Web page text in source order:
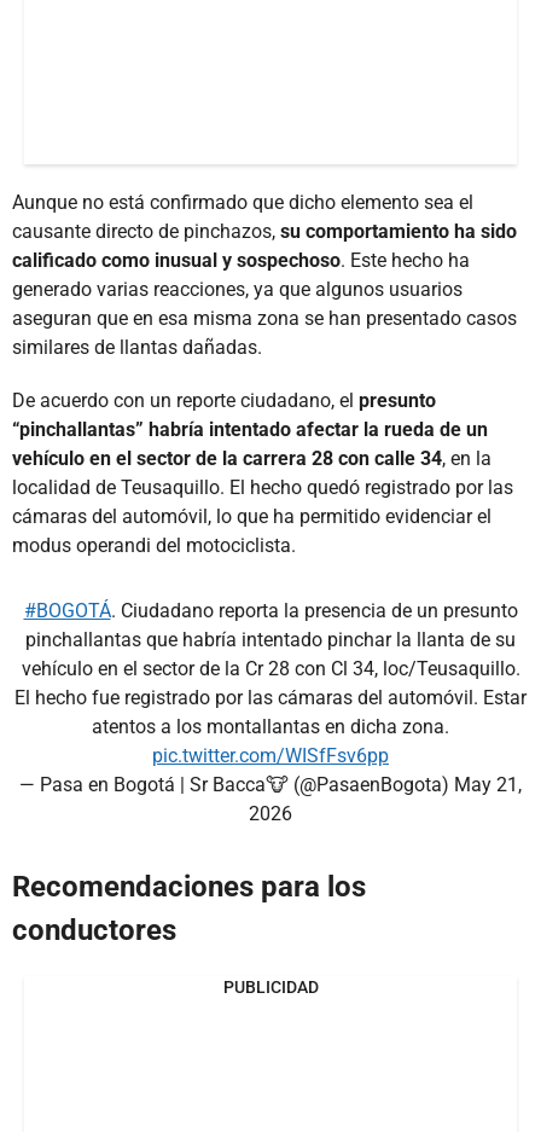
Aunque no está confirmado que dicho elemento sea el
causante directo de pinchazos, su comportamiento ha sido
calificado como inusual y sospechoso. Este hecho ha
generado varias reacciones, ya que algunos usuarios
aseguran que en esa misma zona se han presentado casos
similares de llantas dañadas.
De acuerdo con un reporte ciudadano, el presunto
“pinchallantas” habría intentado afectar la rueda de un
vehículo en el sector de la carrera 28 con calle 34, en la
localidad de Teusaquillo. El hecho quedó registrado por las
cámaras del automóvil, lo que ha permitido evidenciar el
modus operandi del motociclista.
#BOGOTÁ. Ciudadano reporta la presencia de un presunto
pinchallantas que habría intentado pinchar la llanta de su
vehículo en el sector de la Cr 28 con Cl 34, loc/Teusaquillo.
El hecho fue registrado por las cámaras del automóvil. Estar
atentos a los montallantas en dicha zona.
pic.twitter.com/WISfFsv6pp
— Pasa en Bogotá | Sr Bacca🐮 (@PasaenBogota) May 21,
2026
Recomendaciones para los
conductores
PUBLICIDAD